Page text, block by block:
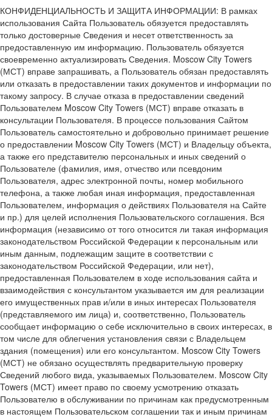
КОНФИДЕНЦИАЛЬНОСТЬ И ЗАЩИТА ИНФОРМАЦИИ: В рамках
использования Сайта Пользователь обязуется предоставлять
только достоверные Сведения и несет ответственность за
предоставленную им информацию. Пользователь обязуется
своевременно актуализировать Сведения. Moscow City Towers
(МСТ) вправе запрашивать, а Пользователь обязан предоставлять
или отказать в предоставлении таких документов и информации по
такому запросу. В случае отказа в предоставлении сведений
Пользователем Moscow City Towers (МСТ) вправе отказать в
консультации Пользователя. В процессе пользования Сайтом
Пользователь самостоятельно и добровольно принимает решение
о предоставлении Moscow City Towers (МСТ) и Владельцу объекта,
а также его представителю персональных и иных сведений о
Пользователе (фамилия, имя, отчество или псевдоним
Пользователя, адрес электронной почты, номер мобильного
телефона, а также любая иная информация, предоставленная
Пользователем, информация о действиях Пользователя на Сайте
и пр.) для целей исполнения Пользовательского соглашения. Вся
информация (независимо от того относится ли такая информация
законодательством Российской Федерации к персональным или
иным данным, подлежащим защите в соответствии с
законодательством Российской Федерации, или нет),
предоставленная Пользователем в ходе использования сайта и
взаимодействия с консультантом указывается им для реализации
его имущественных прав и/или в иных интересах Пользователя
(представляемого им лица) и, соответственно, Пользователь
сообщает информацию о себе исключительно в своих интересах, в
том числе для облегчения установления связи с Владельцем
здания (помещения) или его консультантом. Moscow City Towers
(МСТ) не обязано осуществлять предварительную проверку
Сведений любого вида, указываемых Пользователем. Moscow City
Towers (МСТ) имеет право по своему усмотрению отказать
Пользователю в обслуживании по причинам как предусмотренным
в настоящем Пользовательском соглашении так и иным причинам